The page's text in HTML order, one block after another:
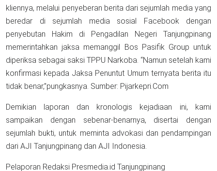
kliennya, melalui penyeberan berita dari sejumlah media yang
beredar di sejumlah media sosial Facebook dengan
penyebutan Hakim di Pengadilan Negeri Tanjungpinang
memerintahkan jaksa memanggil Bos Pasifik Group untuk
diperiksa sebagai saksi TPPU Narkoba. “Namun setelah kami
konfirmasi kepada Jaksa Penuntut Umum ternyata berita itu
tidak benar,”pungkasnya. Sumber: Pijarkepri.Com
Demikian laporan dan kronologis kejadiaan ini, kami
sampaikan dengan sebenar-benarnya, disertai dengan
sejumlah bukti, untuk meminta advokasi dan pendampingan
dari AJI Tanjungpinang dan AJI Indonesia.
Pelaporan Redaksi Presmedia.id Tanjungpinang